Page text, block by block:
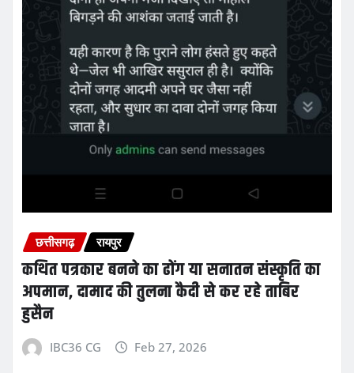
छत्तीसगढ़ रायपुर
कथित पत्रकार बनने का ढोंग या सनातन संस्कृति का
अपमान, दामाद की तुलना कैदी से कर रहे ताबिर
हुसैन
IBC36 CG Feb 27, 2026